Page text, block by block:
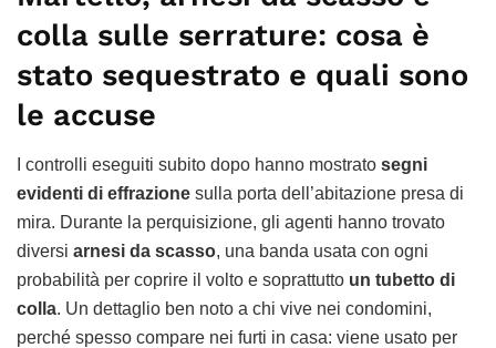
colla sulle serrature: cosa è
stato sequestrato e quali sono
le accuse
I controlli eseguiti subito dopo hanno mostrato segni
evidenti di effrazione sulla porta dell’abitazione presa di
mira. Durante la perquisizione, gli agenti hanno trovato
diversi arnesi da scasso, una banda usata con ogni
probabilità per coprire il volto e soprattutto un tubetto di
colla. Un dettaglio ben noto a chi vive nei condomini,
perché spesso compare nei furti in casa: viene usato per